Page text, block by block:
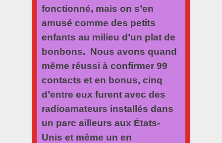
fonctionné, mais on s’en
amusé comme des petits
enfants au milieu d’un plat de
bonbons. Nous avons quand
même réussi à confirmer 99
contacts et en bonus, cinq
d’entre eux furent avec des
radioamateurs installés dans
un parc ailleurs aux États-
Unis et même un en